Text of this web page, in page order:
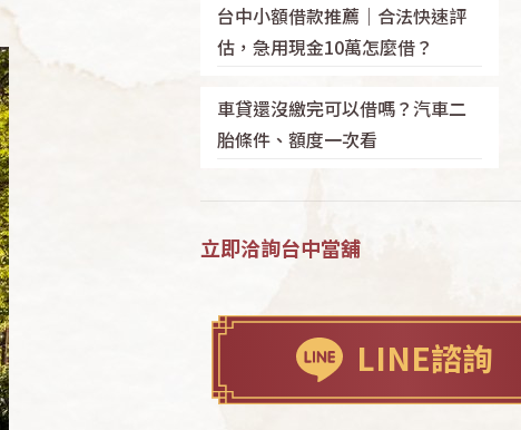
台中小額借款推薦｜合法快速評
估，急用現金10萬怎麼借？
車貸還沒繳完可以借嗎？汽車二
胎條件、額度一次看
立即洽詢台中當舖
LINE諮詢